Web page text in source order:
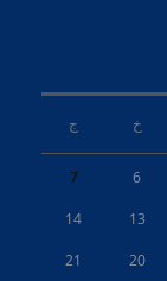
خ ج
6
7
13
14
20
21